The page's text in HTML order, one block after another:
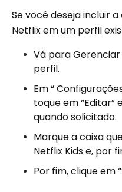
Se você deseja incluir
Netflix em um perfil
Vá para
perfil.
Em “
toque em “Editar”
quando solicitado.
Marque a caixa
Netflix Kids e, por
Por fim, clique em